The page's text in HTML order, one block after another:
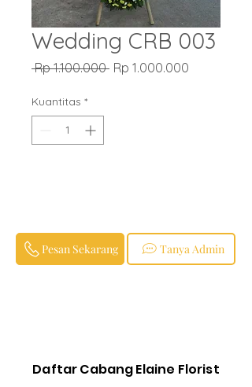
Wedding CRB 003
Rp 1.100.000 Harga
Rp 1.000.000
Kuantitas *
Tanya Admin
Pesan Sekarang
Daftar Cabang Elaine Florist